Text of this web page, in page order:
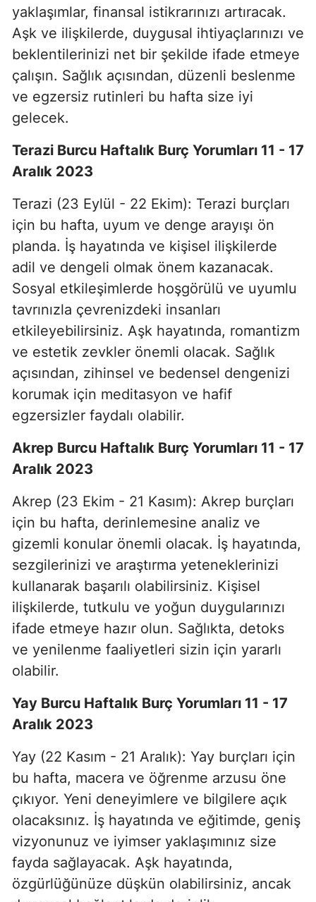
yaklaşımlar, finansal istikrarınızı artıracak.
Aşk ve ilişkilerde, duygusal ihtiyaçlarınızı ve
beklentilerinizi net bir şekilde ifade etmeye
çalışın. Sağlık açısından, düzenli beslenme
ve egzersiz rutinleri bu hafta size iyi
gelecek.
Terazi Burcu Haftalık Burç Yorumları 11 - 17
Aralık 2023
Terazi (23 Eylül - 22 Ekim): Terazi burçları
için bu hafta, uyum ve denge arayışı ön
planda. İş hayatında ve kişisel ilişkilerde
adil ve dengeli olmak önem kazanacak.
Sosyal etkileşimlerde hoşgörülü ve uyumlu
tavrınızla çevrenizdeki insanları
etkileyebilirsiniz. Aşk hayatında, romantizm
ve estetik zevkler önemli olacak. Sağlık
açısından, zihinsel ve bedensel dengenizi
korumak için meditasyon ve hafif
egzersizler faydalı olabilir.
Akrep Burcu Haftalık Burç Yorumları 11 - 17
Aralık 2023
Akrep (23 Ekim - 21 Kasım): Akrep burçları
için bu hafta, derinlemesine analiz ve
gizemli konular önemli olacak. İş hayatında,
sezgilerinizi ve araştırma yeteneklerinizi
kullanarak başarılı olabilirsiniz. Kişisel
ilişkilerde, tutkulu ve yoğun duygularınızı
ifade etmeye hazır olun. Sağlıkta, detoks
ve yenilenme faaliyetleri sizin için yararlı
olabilir.
Yay Burcu Haftalık Burç Yorumları 11 - 17
Aralık 2023
Yay (22 Kasım - 21 Aralık): Yay burçları için
bu hafta, macera ve öğrenme arzusu öne
çıkıyor. Yeni deneyimlere ve bilgilere açık
olacaksınız. İş hayatında ve eğitimde, geniş
vizyonunuz ve iyimser yaklaşımınız size
fayda sağlayacak. Aşk hayatında,
özgürlüğünüze düşkün olabilirsiniz, ancak